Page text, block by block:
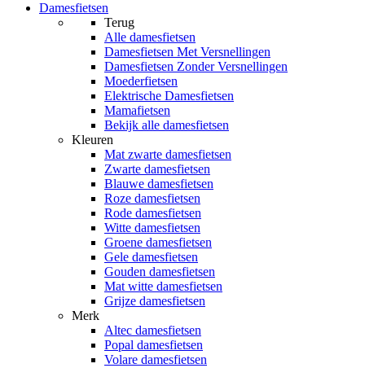
Damesfietsen
Terug
Alle damesfietsen
Damesfietsen Met Versnellingen
Damesfietsen Zonder Versnellingen
Moederfietsen
Elektrische Damesfietsen
Mamafietsen
Bekijk alle damesfietsen
Kleuren
Mat zwarte damesfietsen
Zwarte damesfietsen
Blauwe damesfietsen
Roze damesfietsen
Rode damesfietsen
Witte damesfietsen
Groene damesfietsen
Gele damesfietsen
Gouden damesfietsen
Mat witte damesfietsen
Grijze damesfietsen
Merk
Altec damesfietsen
Popal damesfietsen
Volare damesfietsen